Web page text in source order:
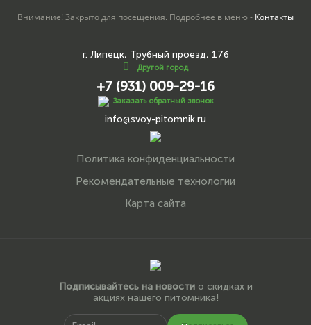
Внимание! Закрыто для посещения. Подробнее в меню - Контакты
г. Липецк, Трубный проезд, 17б
Другой город
+7 (931) 009-29-16
Заказать обратный звонок
info@svoy-pitomnik.ru
Политика конфиденциальности
Рекомендательные технологии
Карта сайта
Подписывайтесь на новостио скидках и
акциях нашего питомника!